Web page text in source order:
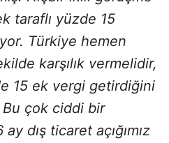
taraflı yüzde 15
Türkiye hemen
karşılık vermelidir,
15 ek vergi getirdiğini
Bu çok ciddi bir
dış ticaret açığımız